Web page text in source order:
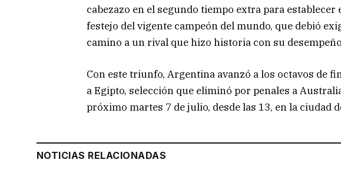
cabezazo en el segundo tiempo extra para
festejo del vigente campeón del mundo, que debió
camino a un rival que hizo historia con su
Con este triunfo, Argentina avanzó a los octavos de
a Egipto, selección que eliminó por penales a
próximo martes 7 de julio, desde las 13, en la ciudad
NOTICIAS RELACIONADAS